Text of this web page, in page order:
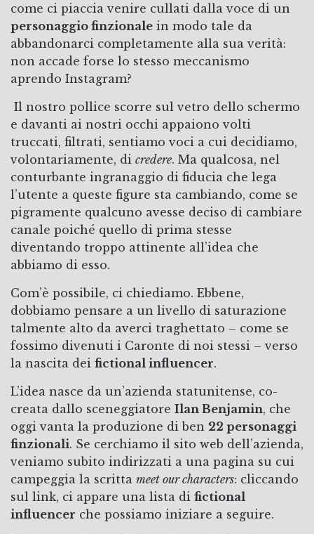
come ci piaccia venire cullati dalla voce di un
personaggio finzionale in modo tale da
abbandonarci completamente alla sua verità:
non accade forse lo stesso meccanismo
aprendo Instagram?
Il nostro pollice scorre sul vetro dello schermo
e davanti ai nostri occhi appaiono volti
truccati, filtrati, sentiamo voci a cui decidiamo,
volontariamente, di credere. Ma qualcosa, nel
conturbante ingranaggio di fiducia che lega
l’utente a queste figure sta cambiando, come se
pigramente qualcuno avesse deciso di cambiare
canale poiché quello di prima stesse
diventando troppo attinente all’idea che
abbiamo di esso.
Com’è possibile, ci chiediamo. Ebbene,
dobbiamo pensare a un livello di saturazione
talmente alto da averci traghettato – come se
fossimo divenuti i Caronte di noi stessi – verso
la nascita dei fictional influencer.
L’idea nasce da un’azienda statunitense, co-
creata dallo sceneggiatore Ilan Benjamin, che
oggi vanta la produzione di ben 22 personaggi
finzionali. Se cerchiamo il sito web dell’azienda,
veniamo subito indirizzati a una pagina su cui
campeggia la scritta meet our characters: cliccando
sul link, ci appare una lista di fictional
influencer che possiamo iniziare a seguire.